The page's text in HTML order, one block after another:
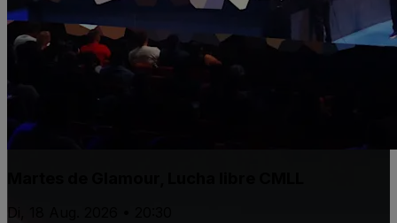
Di, 18 Aug. 2026 • 20:30